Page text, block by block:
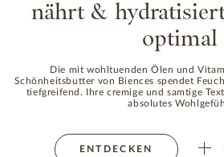
nährt &
optimal
Die mit wohltuenden Ölen und
Schönheitsbutter von Biences spendet
tiefgreifend. Ihre cremige und samtige
absolutes
ENTDECKEN